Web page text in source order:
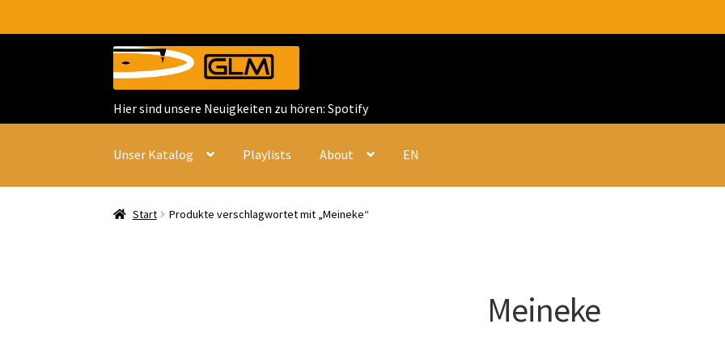
Hier sind unsere Neuigkeiten zu hören: Spotify
Zur
Navigation
springen
Zum
Inhalt
springen
Unser Katalog Playlists About EN
Start Produkte verschlagwortet mit „Meineke“
Meineke